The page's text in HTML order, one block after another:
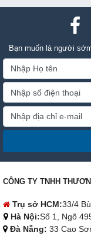
Bạn muốn là người
CÔNG TY TNHH
Trụ sở HCM:33/4
Hà Nội:Số 1, Ngõ
Đà Nẵng: 33 Cao